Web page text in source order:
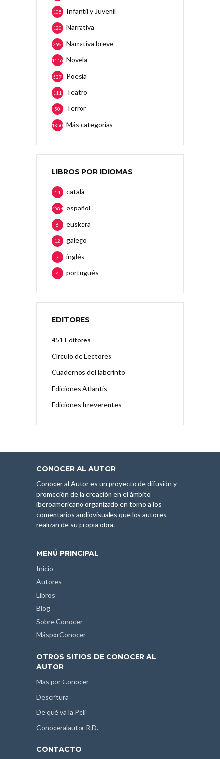
Infantil y Juvenil
105
Narrativa
120
Narrativa breve
396
Novela
1116
Poesía
537
Teatro
111
Terror
50
Más categorias
1850
LIBROS POR IDIOMAS
català
14
español
4084
euskera
6
galego
12
inglés
7
portugués
4
EDITORES
451 Editores
Círculo de Lectores
Cuadernos del laberinto
Ediciones Atlantis
Ediciones Irreverentes
CONOCER AL AUTOR
Conocer al Autor es un proyecto de difusión y
promoción de la creación en el ámbito
iberoamericano organizado en torno a los
comentarios audiovisuales que los autores
realizan de su propia obra.
MENÚ PRINCIPAL
Inicio
Autores
Libros
Blog
Sobre Conocer
MásporConocer
OTROS SITIOS DE CONOCER AL
AUTOR
Más por Conocer
Descritura
De qué va la Peli
Conoceralautor R.D.
CONTACTO